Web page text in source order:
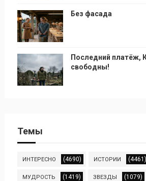
Без фасада
Последний
свободны!
Темы
ИНТЕРЕСНО (4690) ИСТОРИИ (4461)
МУДРОСТЬ (1419) ЗВЕЗДЫ (1079)